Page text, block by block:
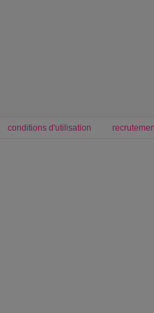
conditions d'utilisation